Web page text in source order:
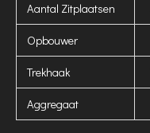
Aantal Zitplaatsen
Opbouwer
Trekhaak
Aggregaat